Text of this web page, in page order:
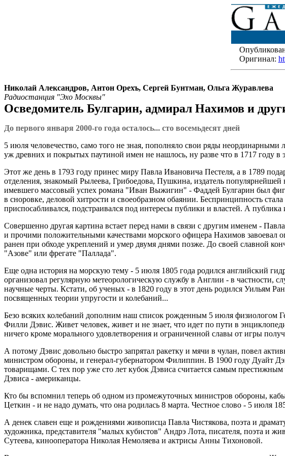
Оригинал:
Николай Александров, Антон Орехъ, Сергей Бунтман, Ольга Журавлева
Радиостанция "Эхо Москвы"
Осведомитель Булгарин, адмирал Нахимов и
До первого января 2000-го года осталось... cто восемьдесят дней
5 июля человечество, само того не зная, пополняло свои ряды
уж древних и покрытых паутиной имен не нашлось, ну разве что в 1717 году
Этот же день в 1793 году принес миру Павла Ивановича Пестеля, а в 1789
отделения, знакомый Рылеева, Грибоедова, Пушкина, издатель
имевшего массовый успех романа "Иван Выжигин" - Фаддей Булгарин был
в сноровке, деловой хитрости и своеобразном обаянии. Беспринципность
приспосабливался, подстраивался под интересы публики и властей. А публика
Совершенно другая картина встает перед нами в связи с другим именем -
и прочими положительными качествами морского офицера Нахимов завоевал
ранен при обходе укреплений и умер двумя днями позже. До своей славной
"Азове" или фрегате "Паллада".
Еще одна история на морскую тему - 5 июля 1805 года родился английский
организовал регулярную метеорологическую службу в Англии - в частности,
научные черты. Кстати, об ученых - в 1820 году в этот день родился Уильям
посвященных теории упругости и колебаний...
Безо всяких колебаний дополним наш список рожденным 5 июля физиологом
Филли Дэвис. Живет человек, живет и не знает, что идет по пути в
ничего кроме морального удовлетворения и ограниченной славы от игры
А потому Дэвис довольно быстро запрятал ракетку и мячи в чулан, повел
министром обороны, и генерал-губернатором Филиппин. В 1900 году Дуайт
товарищами. С тех пор уже сто лет кубок Дэвиса считается самым
Дэвиса - американцы.
Кто бы вспомнил теперь об одном из промежуточных министров обороны,
Цеткин - и не надо думать, что она родилась 8 марта. Честное слово - 5
А денек славен еще и рождениями живописца Павла Чистякова, поэта и
художника, представителя "малых кубистов" Андрэ Лота, писателя, поэта и
Сутеева, кинооператора Николая Немоляева и актрисы Анны Тихоновой.